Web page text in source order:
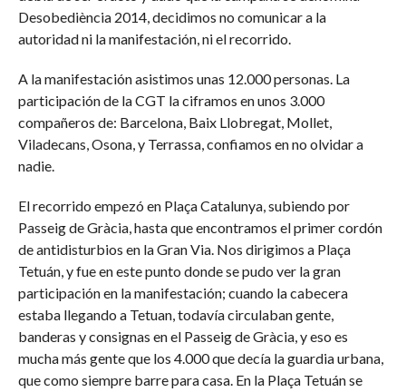
Desobediència 2014, decidimos no comunicar a la
autoridad ni la manifestación, ni el recorrido.
A la manifestación asistimos unas 12.000 personas. La
participación de la CGT la ciframos en unos 3.000
compañeros de: Barcelona, Baix Llobregat, Mollet,
Viladecans, Osona, y Terrassa, confiamos en no olvidar a
nadie.
El recorrido empezó en Plaça Catalunya, subiendo por
Passeig de Gràcia, hasta que encontramos el primer cordón
de antidisturbios en la Gran Via. Nos dirigimos a Plaça
Tetuán, y fue en este punto donde se pudo ver la gran
participación en la manifestación; cuando la cabecera
estaba llegando a Tetuan, todavía circulaban gente,
banderas y consignas en el Passeig de Gràcia, y eso es
mucha más gente que los 4.000 que decía la guardia urbana,
que como siempre barre para casa. En la Plaça Tetuán se